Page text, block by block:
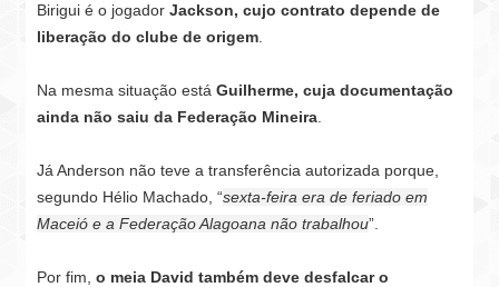
Birigui é o jogadorJackson, cujo contrato depende de
liberação do clube de origem
Na mesma situação estáGuilherme, cuja documentação
ainda não saiu da Federação Mineira
Já Anderson não teve a transferência autorizada porque,
segundo Hélio Machado, “sexta-feira era de feriado em
Maceió e a Federação Alagoana não trabalhou”.
Por fim,o meia David também deve desfalcar o